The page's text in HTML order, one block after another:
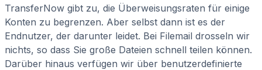
TransferNow gibt zu, die Überweisungsraten für einige
Konten zu begrenzen. Aber selbst dann ist es der
Endnutzer, der darunter leidet. Bei Filemail drosseln wir
nichts, so dass Sie große Dateien schnell teilen können.
Darüber hinaus verfügen wir über benutzerdefinierte